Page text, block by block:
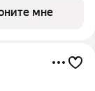
хоккея и
мне